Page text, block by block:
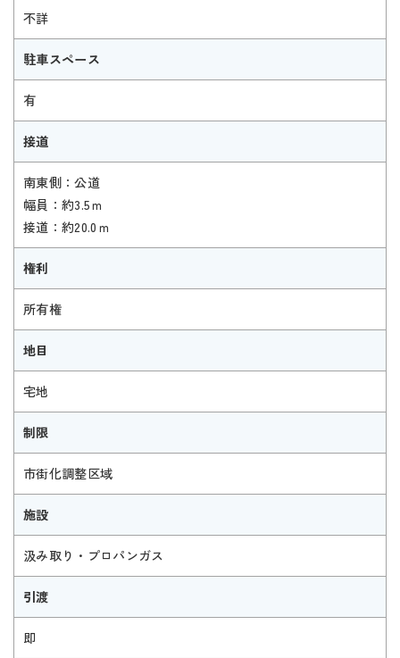
不詳
駐車スペース
有
接道
南東側：公道
幅員：約3.5ｍ
接道：約20.0ｍ
権利
所有権
地目
宅地
制限
市街化調整区域
施設
汲み取り・プロパンガス
引渡
即